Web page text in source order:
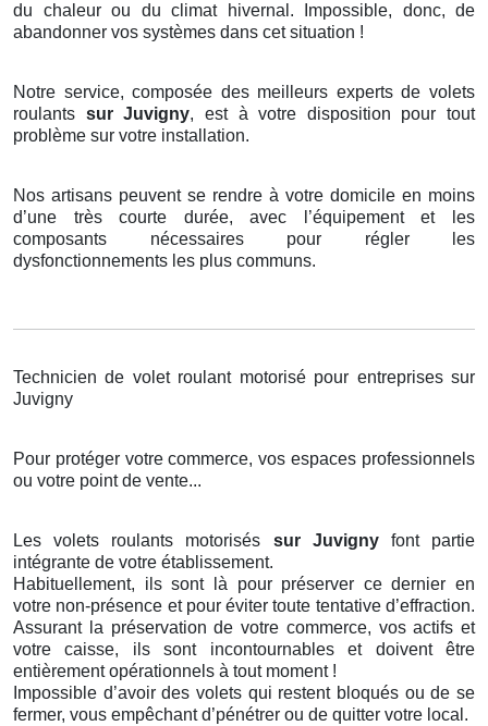
du chaleur ou du climat hivernal. Impossible, donc, de
abandonner vos systèmes dans cet situation !
Notre service, composée des meilleurs experts de volets
roulants sur Juvigny, est à votre disposition pour tout
problème sur votre installation.
Nos artisans peuvent se rendre à votre domicile en moins
d’une très courte durée, avec l’équipement et les
composants nécessaires pour régler les
dysfonctionnements les plus communs.
Technicien de volet roulant motorisé pour entreprises sur
Juvigny
Pour protéger votre commerce, vos espaces professionnels
ou votre point de vente...
Les volets roulants motorisés sur Juvigny font partie
intégrante de votre établissement.
Habituellement, ils sont là pour préserver ce dernier en
votre non-présence et pour éviter toute tentative d’effraction.
Assurant la préservation de votre commerce, vos actifs et
votre caisse, ils sont incontournables et doivent être
entièrement opérationnels à tout moment !
Impossible d’avoir des volets qui restent bloqués ou de se
fermer, vous empêchant d’pénétrer ou de quitter votre local.